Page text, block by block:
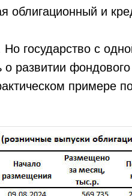
облигационный и
государство с
развитии
примере